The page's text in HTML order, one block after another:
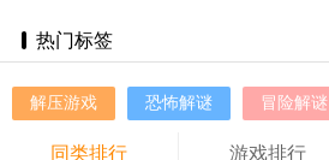
热门标签
解压游戏 恐怖解谜 冒险解谜
同类排行 游戏排行